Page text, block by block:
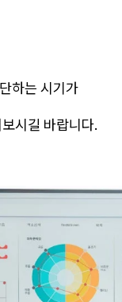
하는 시기가
시길 바랍니다.